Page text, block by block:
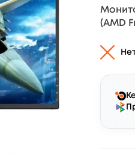
(AMD